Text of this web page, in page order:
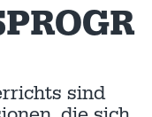
sind